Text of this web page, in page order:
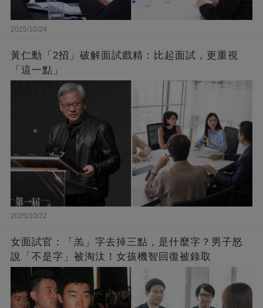
2025/10/24
黃仁勳「2招」破解面試戲精：比起面試，更重視
「這一點」
2025/10/22
女面試官：「羔」字去掉三點，是什麼字？男子怒
說「不是字」被淘汰！女孩機智回復被錄取